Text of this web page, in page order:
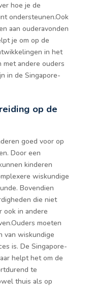
hoe je de
ondersteunen.Ook
aan ouderavonden
je om op de
in het
andere ouders
in de Singapore-
op de
goed voor op
Door een
kinderen
wiskundige
Bovendien
die niet
ook in andere
moeten
van wiskundige
is. De Singapore-
helpt het om de
te
thuis als op